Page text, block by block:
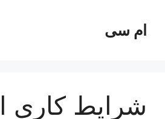
محتواام سی
شرایط کاری